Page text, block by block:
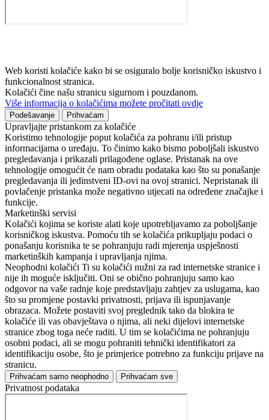
Web koristi kolačiće kako bi se osiguralo bolje korisničko iskustvo i
funkcionalnost stranica.
Kolačići čine našu stranicu sigurnom i pouzdanom.
Više informacija o kolačićima možete pročitati ovdje
Podešavanje Prihvaćam
Upravljajte pristankom za kolačiće
Koristimo tehnologije poput kolačića za pohranu i/ili pristup
informacijama o uređaju. To činimo kako bismo poboljšali iskustvo
pregledavanja i prikazali prilagođene oglase. Pristanak na ove
tehnologije omogućit će nam obradu podataka kao što su ponašanje
pregledavanja ili jedinstveni ID-ovi na ovoj stranici. Nepristanak ili
povlačenje pristanka može negativno utjecati na određene značajke i
funkcije.
Marketinški servisi
Kolačići kojima se koriste alati koje upotrebljavamo za poboljšanje
korisničkog iskustva. Pomoću tih se kolačića prikupljaju podaci o
ponašanju korisnika te se pohranjuju radi mjerenja uspješnosti
marketinških kampanja i upravljanja njima.
Neophodni kolačići Ti su kolačići nužni za rad internetske stranice i
nije ih moguće isključiti. Oni se obično pohranjuju samo kao
odgovor na vaše radnje koje predstavljaju zahtjev za uslugama, kao
što su promjene postavki privatnosti, prijava ili ispunjavanje
obrazaca. Možete postaviti svoj preglednik tako da blokira te
kolačiće ili vas obavještava o njima, ali neki dijelovi internetske
stranice zbog toga neće raditi. U tim se kolačićima ne pohranjuju
osobni podaci, ali se mogu pohraniti tehnički identifikatori za
identifikaciju osobe, što je primjerice potrebno za funkciju prijave na
stranicu.
Prihvaćam samo neophodno Prihvaćam sve
Privatnost podataka